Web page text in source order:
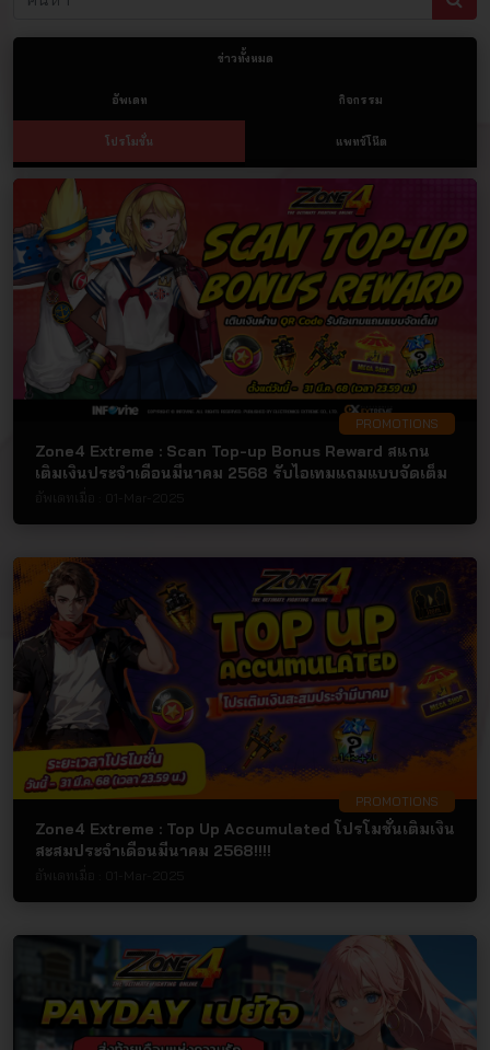
ข่าวทั้งหมด
อัพเดท กิจกรรม
โปรโมชั่น แพทช์โน๊ต
PROMOTIONS
Zone4 Extreme : Scan Top-up Bonus Reward สแกน
เติมเงินประจำเดือนมีนาคม 2568 รับไอเทมแถมแบบจัดเต็ม
PROMOTIONS
Zone4 Extreme : Top Up Accumulated โปรโมชั่นเติมเงิน
สะสมประจำเดือนมีนาคม 2568!!!!